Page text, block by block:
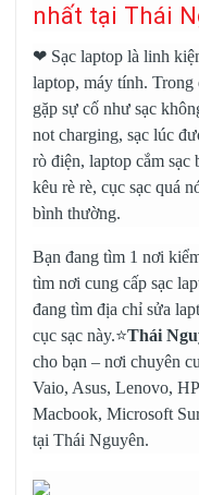
nhất tại Thái
❤ Sạc laptop là linh
laptop, máy tính. Trong
gặp sự cố như sạc
not charging, sạc lúc
rò điện, laptop cắm sạc
kêu rè rè, cục sạc quá
bình thường.
Bạn đang tìm 1 nơi
tìm nơi cung cấp sạc
đang tìm địa chỉ sửa
cục sạc này.⭐Thái
cho bạn – nơi chuyên
Vaio, Asus, Lenovo,
Macbook, Microsoft
tại Thái Nguyên.